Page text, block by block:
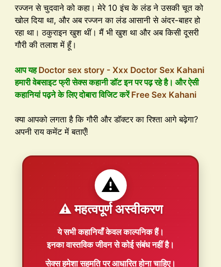
रज्जन से चुदवाने को कहा। मेरे 10 इंच के लंड ने उसकी चूत को
खोल दिया था, और अब रज्जन का लंड आसानी से अंदर-बाहर हो
रहा था। ठकुराइन खुश थीं। मैं भी खुश था और अब किसी दूसरी
गौरी की तलाश में हूँ।
आप यहDoctor sex story - Xxx Doctor Sex Kahani
हमारी वेबसाइट फ्री सेक्स कहानी डॉट इन पर पढ़ रहे है। और ऐसी
कहानियां पढ़ने के लिए दोबारा विजिट करेंFree Sex Kahani
क्या आपको लगता है कि गौरी और डॉक्टर का रिश्ता आगे बढ़ेगा?
अपनी राय कमेंट में बताएँ!
⚠️
⚠️ महत्वपूर्ण अस्वीकरण
ये सभी कहानियाँकेवल काल्पनिकहैं।
इनका वास्तविक जीवन से कोई संबंध नहीं है।
सेक्स हमेशासहमतिपर आधारित होना चाहिए।